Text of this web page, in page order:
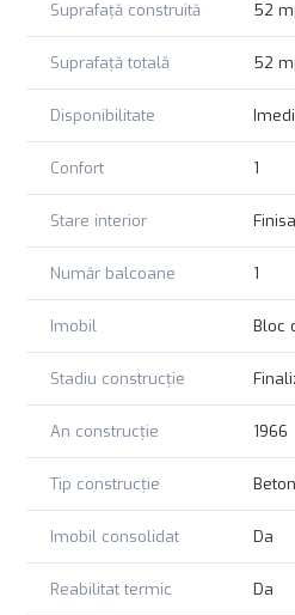
Suprafață construită 52
Suprafață totală 52
Disponibilitate
Confort 1
Stare interior
Număr balcoane 1
Imobil Bloc
Stadiu construcție
An construcție 1966
Tip construcție Beton
Imobil consolidat Da
Reabilitat termic Da